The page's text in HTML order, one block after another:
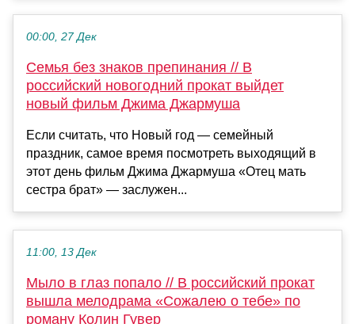
00:00, 27 Дек
Cемья без знаков препинания // В
российский новогодний прокат выйдет
новый фильм Джима Джармуша
Если считать, что Новый год — семейный
праздник, самое время посмотреть выходящий в
этот день фильм Джима Джармуша «Отец мать
сестра брат» — заслужен...
11:00, 13 Дек
Мыло в глаз попало // В российский прокат
вышла мелодрама «Сожалею о тебе» по
роману Колин Гувер